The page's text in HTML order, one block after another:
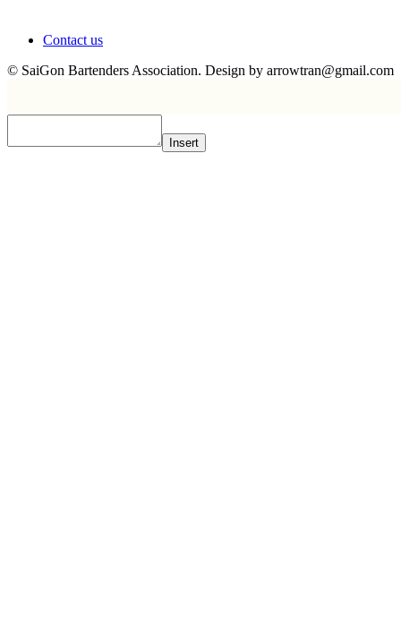
Contact us
© SaiGon Bartenders Association. Design by arrowtran@gmail.com
Insert